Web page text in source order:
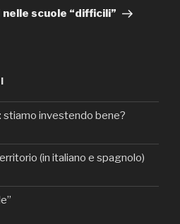
scuole “difficili”
stiamo investendo bene?
(in italiano e spagnolo)